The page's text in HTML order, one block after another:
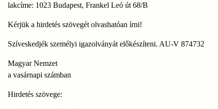
lakcíme: 1023 Budapest, Frankel Leó út 68/B
Kérjük a hirdetés szövegét olvashatóan írni!
Szíveskedjék személyi igazolványát előkészíteni. AU-V 874732
Magyar Nemzet
a vasárnapi számban
Hirdetés szövege: